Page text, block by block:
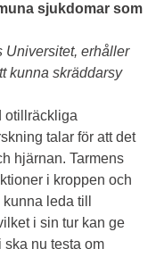
sjukdomar som
Universitet, erhåller
kunna skräddarsy
otillräckliga
talar för att det
hjärnan. Tarmens
i kroppen och
leda till
i sin tur kan ge
ska nu testa om